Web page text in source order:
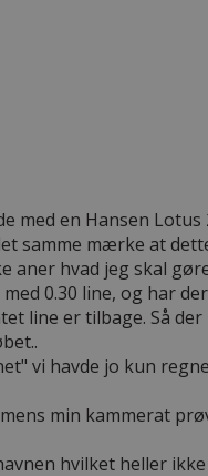
med en Hansen
samme mærke at
hvad jeg skal
0.30 line, og har
line er tilbage. Så der
vi havde jo kun
min kammerat
hvilket heller